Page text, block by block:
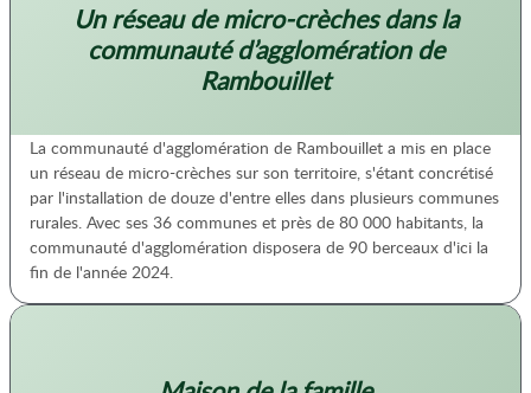
Un réseau de micro-crèches dans la
communauté d’agglomération de
Rambouillet
La communauté d'agglomération de Rambouillet a mis en place
un réseau de micro-crèches sur son territoire, s'étant concrétisé
par l'installation de douze d'entre elles dans plusieurs communes
rurales. Avec ses 36 communes et près de 80 000 habitants, la
communauté d'agglomération disposera de 90 berceaux d'ici la
fin de l'année 2024.